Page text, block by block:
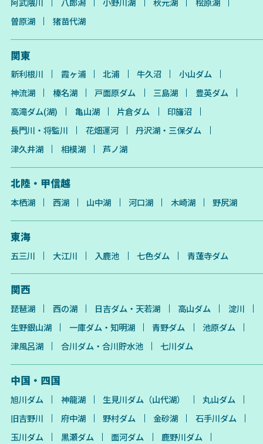
曽原湖
猪苗代湖
関東
新利根川 霞ヶ浦 北浦 牛久沼
小山ダム
神流湖
榛名湖 戸面原ダム 三島湖
豊英ダム
高滝ダム(湖)
亀山湖 片倉ダム
印旛沼
長門川・将監川
花畑運河
丹沢湖・三保ダム
津久井湖
相模湖 芦ノ湖
北陸・甲信越
本栖湖 西湖 山中湖 河口湖 木崎湖 野尻湖
東海
五三川 大江川 入鹿池 七色ダム 青蓮寺ダム
関西
琵琶湖 西の湖 日吉ダム・天若湖 高山ダム
淀川
生野銀山湖
一庫ダム・知明湖 青野ダム
池原ダム
津風呂湖
合川ダム・合川貯水池 七川ダム
中国・四国
旭川ダム 神龍湖 生見川ダム（山代湖）
丸山ダム
旧吉野川
府中湖 野村ダム 金砂湖
石手川ダム
玉川ダム
黒瀬ダム 面河ダム
鹿野川ダム